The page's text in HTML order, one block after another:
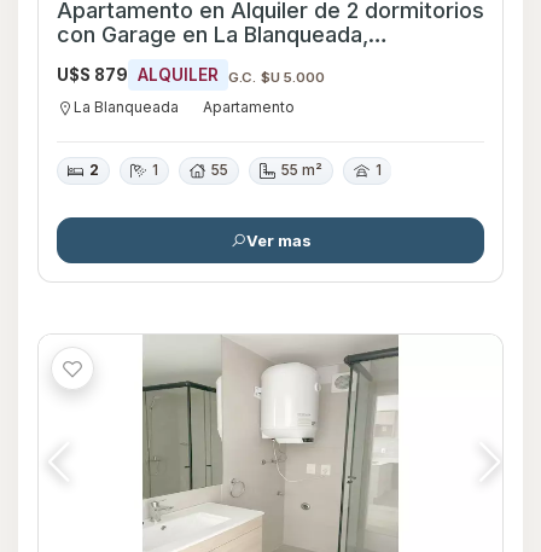
Apartamento en Alquiler de 2 dormitorios
con Garage en La Blanqueada,
Montevideo
U$S 879 ALQUILER G.C. $U 5.000
La Blanqueada Apartamento
2 1 55 55 m² 1
Ver mas